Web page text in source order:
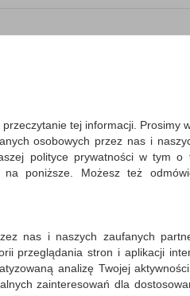
antypoślizgowa, chroni powierzchnię
przed zarysowaniem i zabrudzeniem…
Dostępność: 3 dni
Podkładka na biurko
64,2x43,8cm,
podkładka na biurko wykonana z folii
tej informacji. Prosimy
osobowych przez nas i
polityce prywatności w tym o
na poniższe. Możesz też
nas i naszych zaufanych
przeglądania stron i aplikacji
analizę Twojej
zainteresowań dla